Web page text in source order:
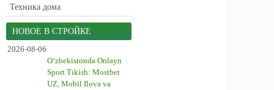
Техника дома
НОВОЕ В СТРОЙКЕ
2026-08-06
O‘zbekistonda Onlayn
Sport Tikish: Mostbet
UZ, Mobil Ilova va